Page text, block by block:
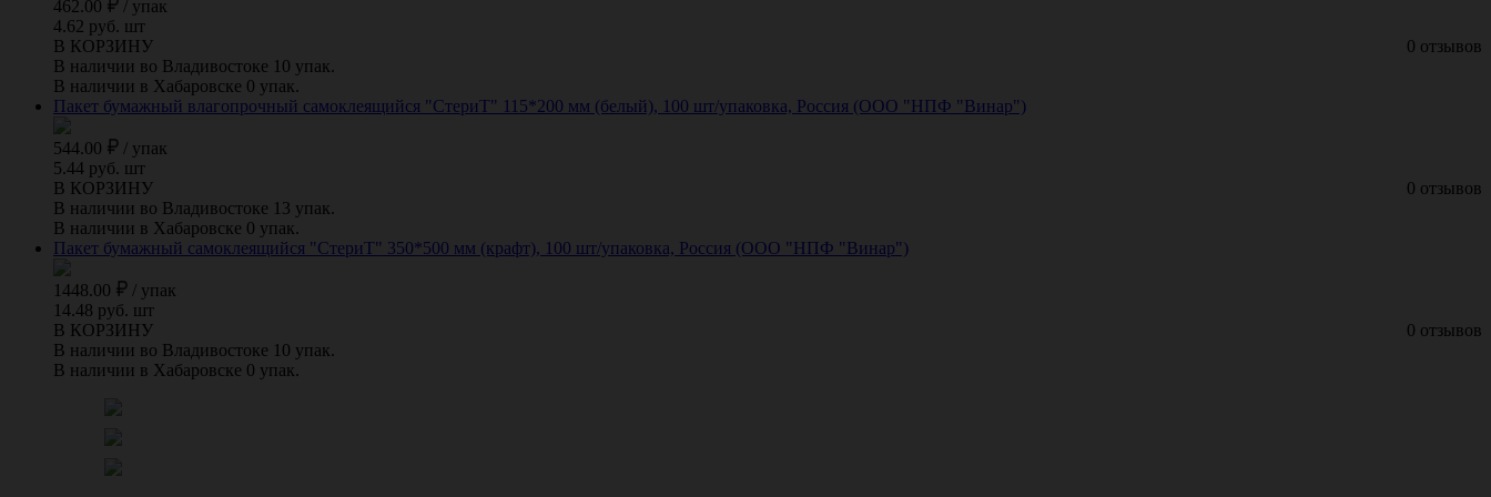
462.00 / упак
4.62 руб. шт
0 отзывов
В КОРЗИНУ
В наличии во Владивостоке 10 упак.
В наличии в Хабаровске 0 упак.
Пакет бумажный влагопрочный самоклеящийся "СтериТ" 115*200 мм (белый), 100 шт/упаковка, Россия (ООО "НПФ "Винар")
544.00 / упак
5.44 руб. шт
0 отзывов
В КОРЗИНУ
В наличии во Владивостоке 13 упак.
В наличии в Хабаровске 0 упак.
Пакет бумажный самоклеящийся "СтериТ" 350*500 мм (крафт), 100 шт/упаковка, Россия (ООО "НПФ "Винар")
1448.00 / упак
14.48 руб. шт
0 отзывов
В КОРЗИНУ
В наличии во Владивостоке 10 упак.
В наличии в Хабаровске 0 упак.